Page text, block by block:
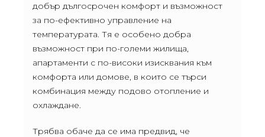
добър дългосрочен комфорт и възможност
за по-ефективно управление на
температурата. Тя е особено добра
възможност при по-големи жилища,
апартаменти с по-високи изисквания към
комфорта или домове, в които се търси
комбинация между подово отопление и
охлаждане.
Трябва обаче да се има предвид, че